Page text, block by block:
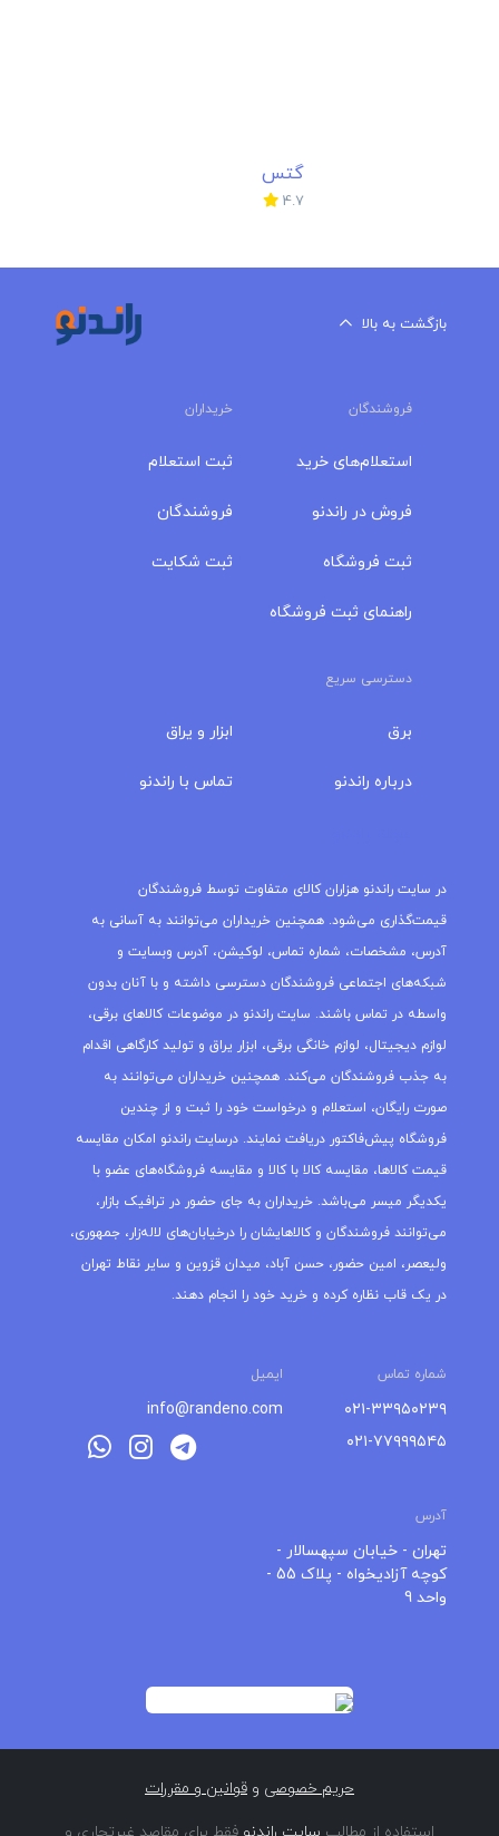
گتس
4.7
بازگشت به بالا
فروشندگان خریداران
استعلام‌های خرید
فروش در راندنو
ثبت فروشگاه
راهنمای ثبت فروشگاه
ثبت استعلام
فروشندگان
ثبت شکایت
دسترسی سریع
برق
درباره‌ راندنو
ابزار و یراق
تماس با راندنو
در سایت راندنو هزاران کالای متفاوت توسط فروشندگان
قیمت‌گذاری می‌شود. همچنین خریداران می‌توانند به آسانی به
آدرس، مشخصات، شماره تماس، لوکیشن، آدرس وبسایت و
شبکه‌های اجتماعی فروشندگان دسترسی داشته و با آنان بدون
واسطه در تماس باشند. سایت راندنو در موضوعات کالاهای برقی،
لوازم دیجیتال، لوازم خانگی برقی، ابزار یراق و تولید کارگاهی اقدام
به جذب فروشندگان می‌کند. همچنین خریداران می‌توانند به
صورت رایگان، استعلام و درخواست خود را ثبت و از چندین
فروشگاه پیش‌فاکتور دریافت نمایند. درسایت راندنو امکان مقایسه
قیمت کالاها، مقایسه کالا با کالا و مقایسه فروشگاه‌های عضو با
یکدیگر میسر می‌باشد. خریداران به جای حضور در ترافیک بازار،
می‌توانند فروشندگان و کالاهایشان را درخیابان‌های لاله‌زار، جمهوری،
ولیعصر، امین حضور، حسن آباد، میدان قزوین و سایر نقاط تهران
در یک قاب نظاره کرده و خرید خود را انجام دهند.
شماره تماس ایمیل
۰۲۱-۳۳۹۵۰۲۳۹
۰۲۱-۷۷۹۹۹۵۴۵
info@randeno.com
آدرس
تهران - خیابان سپهسالار -
کوچه آزادیخواه - پلاک 55 -
واحد 9
حریم خصوصی و قوانین و مقررات